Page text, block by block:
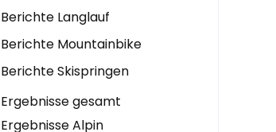
Berichte Langlauf
Berichte Mountainbike
Berichte Skispringen
Ergebnisse gesamt
Ergebnisse Alpin